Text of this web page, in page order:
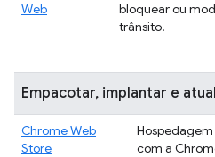
Web
bloquear ou
trânsito.
Empacotar, implantar e
Chrome Web
Store
com a